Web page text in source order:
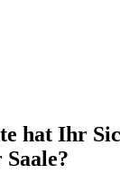
hat Ihr